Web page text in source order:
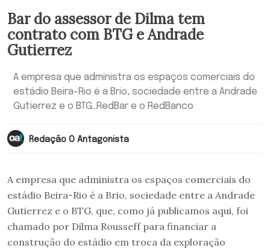
Bar do assessor de Dilma tem
contrato com BTG e Andrade
Gutierrez
A empresa que administra os espaços comerciais do
estádio Beira-Rio é a Brio, sociedade entre a Andrade
Gutierrez e o BTG...RedBar e o RedBanco
Redação O Antagonista
A empresa que administra os espaços comerciais do
estádio Beira-Rio é a Brio, sociedade entre a Andrade
Gutierrez e o BTG, que, como já publicamos aqui, foi
chamado por Dilma Rousseff para financiar a
construção do estádio em troca da exploração